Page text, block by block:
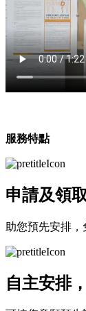
服務特點
申請及領
助您預先安排
自主安排